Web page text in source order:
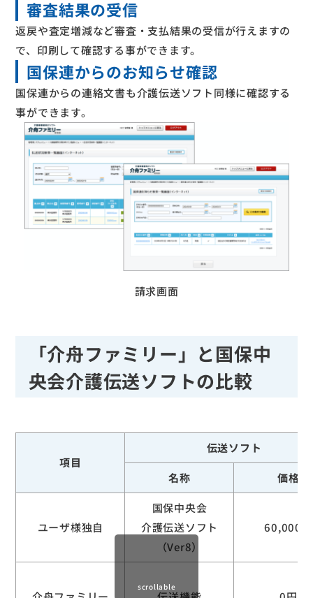
審査結果の受信
返戻や査定増減など審査・支払結果の受信が行えますの
で、印刷して確認する事ができます。
国保連からのお知らせ確認
国保連からの連絡文書も介護伝送ソフト同様に確認する
事ができます。
請求画面
「介舟ファミリー」と国保中
央会介護伝送ソフトの比較
項目
伝送ソフト
名称 価格
ユーザ様独自
国保中央会
介護伝送ソフト
（Ver8）
60,000円
scrollable